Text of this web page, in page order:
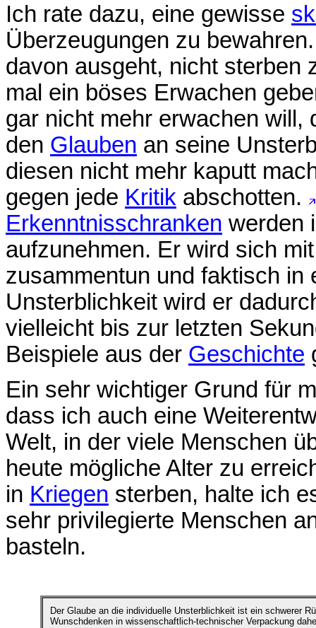
Ich rate dazu, eine gewisse
Überzeugungen zu
davon ausgeht, nicht sterben
mal ein böses Erwachen
gar nicht mehr erwachen
den Glauben an seine
diesen nicht mehr kaputt
gegen jede Kritik abschotten.
Erkenntnisschranken werden
aufzunehmen. Er wird sich
zusammentun und faktisch in
Unsterblichkeit wird er
vielleicht bis zur letzten
Beispiele aus der Geschichte
Ein sehr wichtiger Grund für
dass ich auch eine
Welt, in der viele Menschen
heute mögliche Alter zu
in Kriegen sterben, halte ich
sehr privilegierte Menschen
basteln.
Der Glaube an die individuelle Unsterblichkeit ist ein schwerer
Wunschdenken in wissenschaftlich-technischer Verpackung